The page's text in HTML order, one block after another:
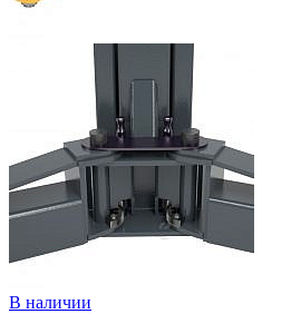
В наличии